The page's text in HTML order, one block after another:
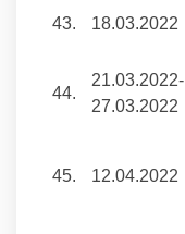
43. 18.03.2022
44.
21.03.2022-
27.03.2022
45. 12.04.2022